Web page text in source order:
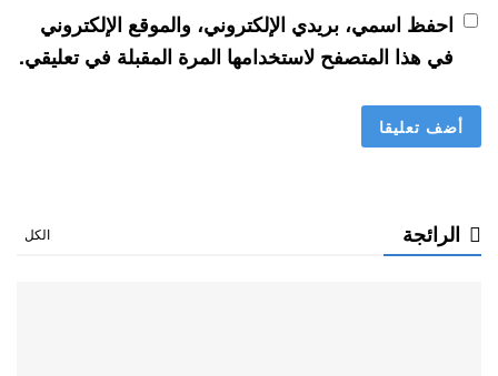
احفظ اسمي، بريدي الإلكتروني، والموقع الإلكتروني
في هذا المتصفح لاستخدامها المرة المقبلة في تعليقي.
الرائجة الكل